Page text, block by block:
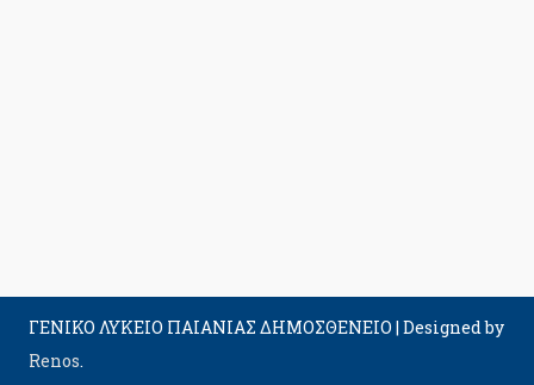
ΓΕΝΙΚΟ ΛΥΚΕΙΟ ΠΑΙΑΝΙΑΣ ΔΗΜΟΣΘΕΝΕΙΟ |Designed by
Renos.